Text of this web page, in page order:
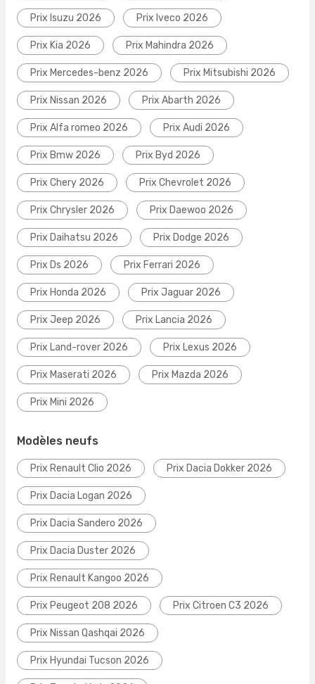
Prix Isuzu 2026 Prix Iveco 2026
Prix Kia 2026 Prix Mahindra 2026
Prix Mercedes-benz 2026 Prix Mitsubishi 2026
Prix Nissan 2026 Prix Abarth 2026
Prix Alfa romeo 2026 Prix Audi 2026
Prix Bmw 2026 Prix Byd 2026
Prix Chery 2026 Prix Chevrolet 2026
Prix Chrysler 2026 Prix Daewoo 2026
Prix Daihatsu 2026 Prix Dodge 2026
Prix Ds 2026 Prix Ferrari 2026
Prix Honda 2026 Prix Jaguar 2026
Prix Jeep 2026 Prix Lancia 2026
Prix Land-rover 2026 Prix Lexus 2026
Prix Maserati 2026 Prix Mazda 2026
Prix Mini 2026
Modèles neufs
Prix Renault Clio 2026 Prix Dacia Dokker 2026
Prix Dacia Logan 2026
Prix Dacia Sandero 2026
Prix Dacia Duster 2026
Prix Renault Kangoo 2026
Prix Peugeot 208 2026 Prix Citroen C3 2026
Prix Nissan Qashqai 2026
Prix Hyundai Tucson 2026